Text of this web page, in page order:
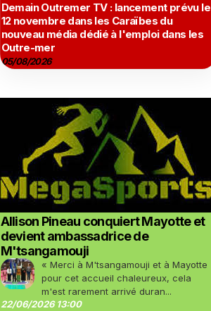
Demain Outremer TV : lancement prévu le
12 novembre dans les Caraïbes du
nouveau média dédié à l'emploi dans les
Outre-mer
05/08/2026
Allison Pineau conquiert Mayotte et
devient ambassadrice de
M'tsangamouji
« Merci à M'tsangamouji et à Mayotte
pour cet accueil chaleureux, cela
m'est rarement arrivé duran...
22/06/2026 13:00